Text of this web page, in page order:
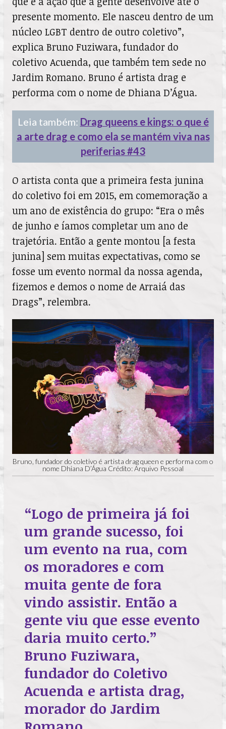
presente momento. Ele nasceu dentro de um
núcleo LGBT dentro de outro coletivo”,
explica Bruno Fuziwara, fundador do
coletivo Acuenda, que também tem sede no
Jardim Romano. Bruno é artista drag e
performa com o nome de Dhiana D’Água.
Leia também: Drag queens e kings: o que é
a arte drag e como ela se mantém viva nas
periferias #43
O artista conta que a primeira festa junina
do coletivo foi em 2015, em comemoração a
um ano de existência do grupo: “Era o mês
de junho e íamos completar um ano de
trajetória. Então a gente montou [a festa
junina] sem muitas expectativas, como se
fosse um evento normal da nossa agenda,
fizemos e demos o nome de Arraiá das
Drags”, relembra.
Bruno, fundador do coletivo é artista drag queen e performa com o
nome Dhiana D’Água Crédito: Arquivo Pessoal
“Logo de primeira já foi
um grande sucesso, foi
um evento na rua, com
os moradores e com
muita gente de fora
vindo assistir. Então a
gente viu que esse evento
daria muito certo.”
Bruno Fuziwara,
fundador do Coletivo
Acuenda e artista drag,
morador do Jardim